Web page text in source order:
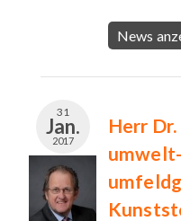
News
31
Jan.
2017
Herr